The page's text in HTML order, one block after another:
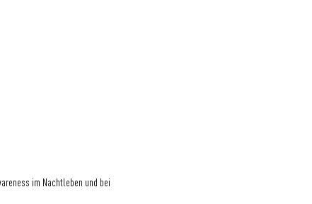
im Nachtleben und bei